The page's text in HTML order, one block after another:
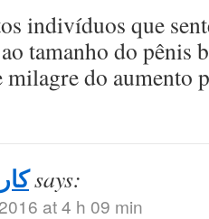
indivíduos que
tamanho do pênis
milagre do aumento
says:
at 4 h 09 min